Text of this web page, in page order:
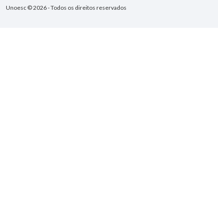
Unoesc © 2026 - Todos os direitos reservados